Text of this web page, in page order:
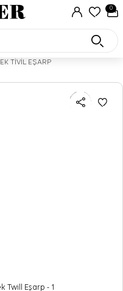
0
TİVİL EŞARP